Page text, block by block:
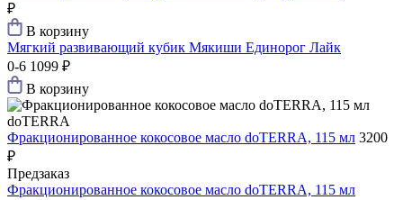
₽
В корзину
Мягкий развивающий кубик Мякиши Единорог Лайк
0-6 1099 ₽
В корзину
doTERRA
Фракционированное кокосовое масло doTERRA, 115 мл 3200
₽
Предзаказ
Фракционированное кокосовое масло doTERRA, 115 мл